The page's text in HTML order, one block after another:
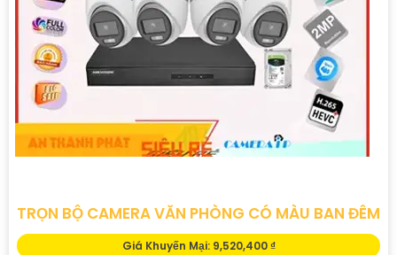
TRỌN BỘ CAMERA VĂN PHÒNG CÓ MÀU BAN ĐÊM
Giá Khuyến Mại: 9,520,400 ₫